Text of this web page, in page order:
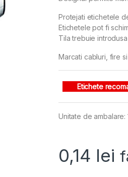
Protejati etichetele
Etichetele pot fi
Tila trebuie
Marcati cabluri, fire
Etichete
Unitate de
0,14 lei